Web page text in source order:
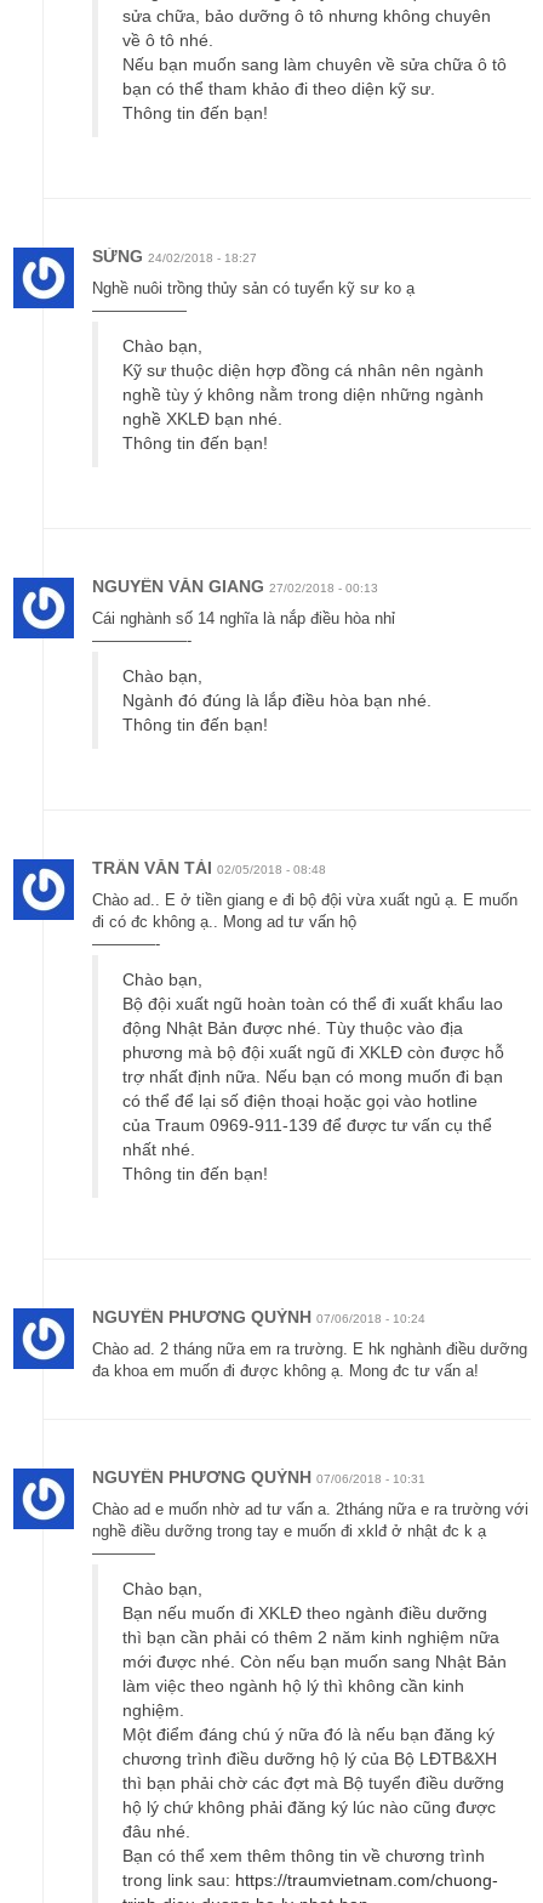
sửa chữa, bảo dưỡng ô tô nhưng không chuyên
về ô tô nhé.
Nếu bạn muốn sang làm chuyên về sửa chữa ô tô
bạn có thể tham khảo đi theo diện kỹ sư.
Thông tin đến bạn!
SỬNG 24/02/2018 - 18:27
Nghề nuôi trồng thủy sản có tuyển kỹ sư ko ạ
——————
Chào bạn,
Kỹ sư thuộc diện hợp đồng cá nhân nên ngành
nghề tùy ý không nằm trong diện những ngành
nghề XKLĐ bạn nhé.
Thông tin đến bạn!
NGUYỄN VĂN GIANG 27/02/2018 - 00:13
Cái nghành số 14 nghĩa là nắp điều hòa nhỉ
——————-
Chào bạn,
Ngành đó đúng là lắp điều hòa bạn nhé.
Thông tin đến bạn!
TRẦN VĂN TÀI 02/05/2018 - 08:48
Chào ad.. E ở tiền giang e đi bộ đội vừa xuất ngủ ạ. E muốn
đi có đc không ạ.. Mong ad tư vấn hộ
————-
Chào bạn,
Bộ đội xuất ngũ hoàn toàn có thể đi xuất khẩu lao
động Nhật Bản được nhé. Tùy thuộc vào địa
phương mà bộ đội xuất ngũ đi XKLĐ còn được hỗ
trợ nhất định nữa. Nếu bạn có mong muốn đi bạn
có thể để lại số điện thoại hoặc gọi vào hotline
của Traum 0969-911-139 để được tư vấn cụ thể
nhất nhé.
Thông tin đến bạn!
NGUYỄN PHƯƠNG QUỲNH 07/06/2018 - 10:24
Chào ad. 2 tháng nữa em ra trường. E hk nghành điều dưỡng
đa khoa em muốn đi được không ạ. Mong đc tư vấn a!
NGUYỄN PHƯƠNG QUỲNH 07/06/2018 - 10:31
Chào ad e muốn nhờ ad tư vấn a. 2tháng nữa e ra trường với
nghề điều dưỡng trong tay e muốn đi xklđ ở nhật đc k ạ
————
Chào bạn,
Bạn nếu muốn đi XKLĐ theo ngành điều dưỡng
thì bạn cần phải có thêm 2 năm kinh nghiệm nữa
mới được nhé. Còn nếu bạn muốn sang Nhật Bản
làm việc theo ngành hộ lý thì không cần kinh
nghiệm.
Một điểm đáng chú ý nữa đó là nếu bạn đăng ký
chương trình điều dưỡng hộ lý của Bộ LĐTB&XH
thì bạn phải chờ các đợt mà Bộ tuyển điều dưỡng
hộ lý chứ không phải đăng ký lúc nào cũng được
đâu nhé.
Bạn có thể xem thêm thông tin về chương trình
trong link sau: https://traumvietnam.com/chuong-